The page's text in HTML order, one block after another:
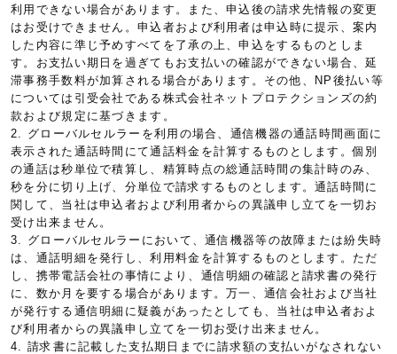
利用できない場合があります。また、申込後の請求先情報の変更
はお受けできません。申込者および利用者は申込時に提示、案内
した内容に準じ予めすべてを了承の上、申込をするものとしま
す。お支払い期日を過ぎてもお支払いの確認ができない場合、延
滞事務手数料が加算される場合があります。その他、NP後払い等
については引受会社である株式会社ネットプロテクションズの約
款および規定に基づきます。
2. グローバルセルラーを利用の場合、通信機器の通話時間画面に
表示された通話時間にて通話料金を計算するものとします。個別
の通話は秒単位で積算し、精算時点の総通話時間の集計時のみ、
秒を分に切り上げ、分単位で請求するものとします。通話時間に
関して、当社は申込者および利用者からの異議申し立てを一切お
受け出来ません。
3. グローバルセルラーにおいて、通信機器等の故障または紛失時
は、通話明細を発行し、利用料金を計算するものとします。ただ
し、携帯電話会社の事情により、通信明細の確認と請求書の発行
に、数か月を要する場合があります。万一、通信会社および当社
が発行する通信明細に疑義があったとしても、当社は申込者およ
び利用者からの異議申し立てを一切お受け出来ません。
4. 請求書に記載した支払期日までに請求額の支払いがなされない